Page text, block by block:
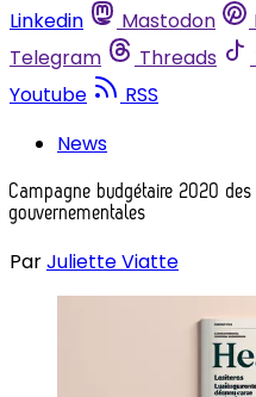
Linkedin
Mastodon
Telegram
Threads
Youtube
RSS
News
Campagne budgétaire 2020
gouvernementales
ParJuliette Viatte